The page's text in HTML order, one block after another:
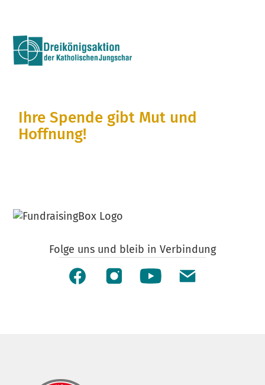
Ihre Spende gibt Mut und
Hoffnung!
Folge uns und bleib in Verbindung